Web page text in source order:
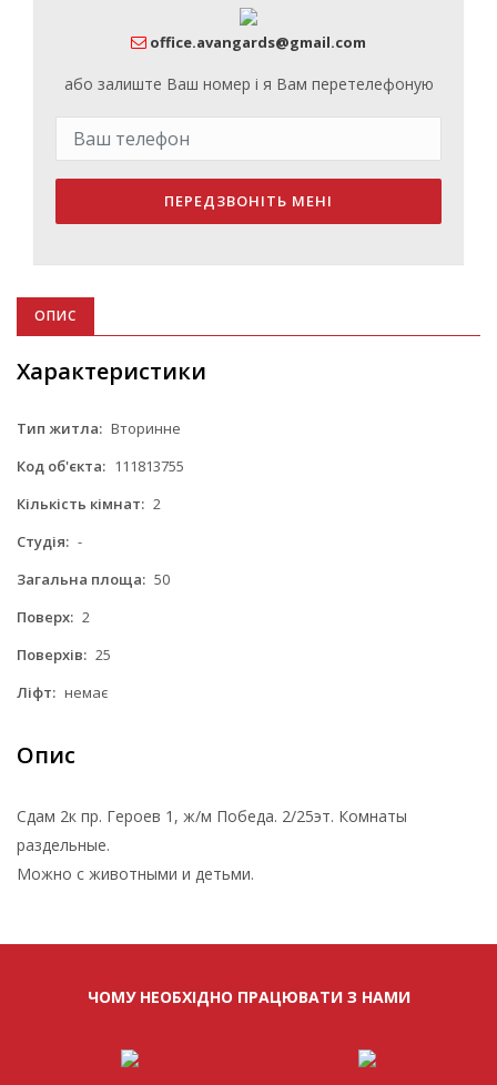
office.avangards@gmail.com
або залиште Ваш номер і я Вам перетелефоную
ПЕРЕДЗВОНІТЬ МЕНІ
ОПИС
Характеристики
Тип житла: Вторинне
Код об'єкта: 111813755
Кількість кімнат: 2
Студія: -
Загальна площа: 50
Поверх: 2
Поверхів: 25
Ліфт: немає
Опис
Сдам 2к пр. Героев 1, ж/м Победа. 2/25эт. Комнаты
раздельные.
Можно с животными и детьми.
ЧОМУ НЕОБХІДНО ПРАЦЮВАТИ З НАМИ